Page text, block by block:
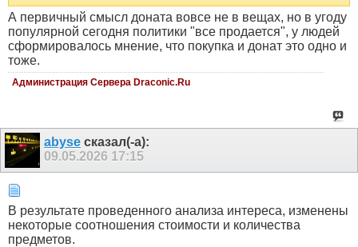
А первичный смысл доната вовсе не в вещах, но в угоду
популярной сегодня политики "все продается", у людей
сформировалось мнение, что покупка и донат это одно и
тоже.
Администрация Сервера Draconic.Ru
abyse сказал(-а):
09.05.2026 17:15
В результате проведенного анализа интереса, изменены
некоторые соотношения стоимости и количества
предметов.